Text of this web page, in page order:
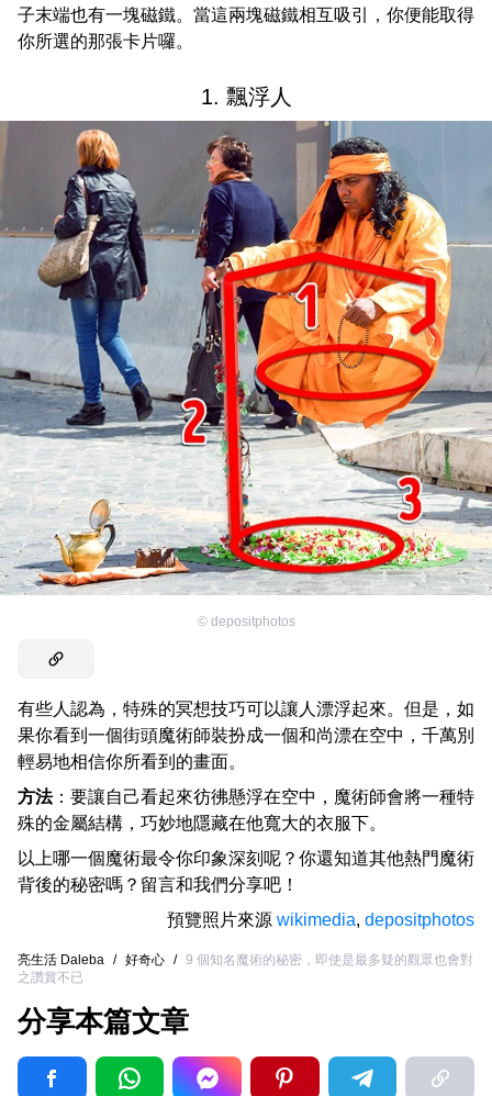
子末端也有一塊磁鐵。當這兩塊磁鐵相互吸引，你便能取得
你所選的那張卡片囉。
1. 飄浮人
© depositphotos
有些人認為，特殊的冥想技巧可以讓人漂浮起來。但是，如
果你看到一個街頭魔術師裝扮成一個和尚漂在空中，千萬別
輕易地相信你所看到的畫面。
方法：要讓自己看起來彷彿懸浮在空中，魔術師會將一種特
殊的金屬結構，巧妙地隱藏在他寬大的衣服下。
以上哪一個魔術最令你印象深刻呢？你還知道其他熱門魔術
背後的秘密嗎？留言和我們分享吧！
預覽照片來源 wikimedia, depositphotos
亮生活 Daleba / 好奇心 / 9 個知名魔術的秘密，即使是最多疑的觀眾也會對
之讚賞不已
分享本篇文章